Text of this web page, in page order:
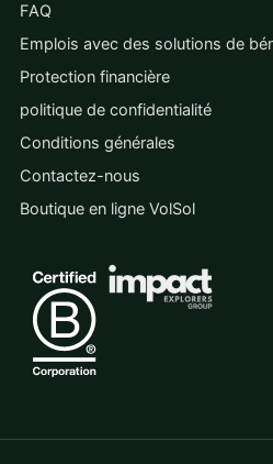
FAQ
Emplois avec des solutions de
Protection financière
politique de confidentialité
Conditions générales
Contactez-nous
Boutique en ligne VolSol